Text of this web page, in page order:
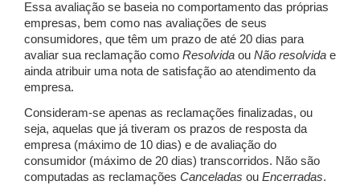
Essa avaliação se baseia no comportamento das próprias
empresas, bem como nas avaliações de seus
consumidores, que têm um prazo de até 20 dias para
avaliar sua reclamação como Resolvida ou Não resolvida e
ainda atribuir uma nota de satisfação ao atendimento da
empresa.
Consideram-se apenas as reclamações finalizadas, ou
seja, aquelas que já tiveram os prazos de resposta da
empresa (máximo de 10 dias) e de avaliação do
consumidor (máximo de 20 dias) transcorridos. Não são
computadas as reclamações Canceladas ou Encerradas.